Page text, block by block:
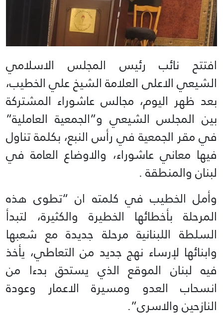
افتتح نائب رئيس المجلس الاسلامي
الشيعي الاعلى العلامة الشيخ علي الخطيب،
بعد ظهر اليوم، مجالس عاشوراء المشتركة
بين المجلس الشيعي و”الجمعية العاملية”
في مقر الجمعية في رأس النبع، بكلمة تناول
فيها معاني عاشوراء، والاوضاع العامة في
لبنان والمنطقة .
وأمل الخطيب في كلمته ان “تطوى هذه
المرحلة بأخطائها الخطيرة والكثيرة، لتبدأ
السلطة اللبنانية مرحلة جديدة مع شعبها
وابنائها لإرساء نهج جديد من التعاطي، يأخذ
فيه لبنان الموقع الذي يستحق بدءا من
انسحاب العدو ومسيرة الاعمار وعودة
النازحين والاسرى”.